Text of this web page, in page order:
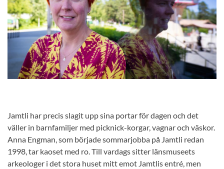
Jamtli har precis slagit upp sina portar för dagen och det
väller in barnfamiljer med picknick-korgar, vagnar och väskor.
Anna Engman, som började sommarjobba på Jamtli redan
1998, tar kaoset med ro. Till vardags sitter länsmuseets
arkeologer i det stora huset mitt emot Jamtlis entré, men